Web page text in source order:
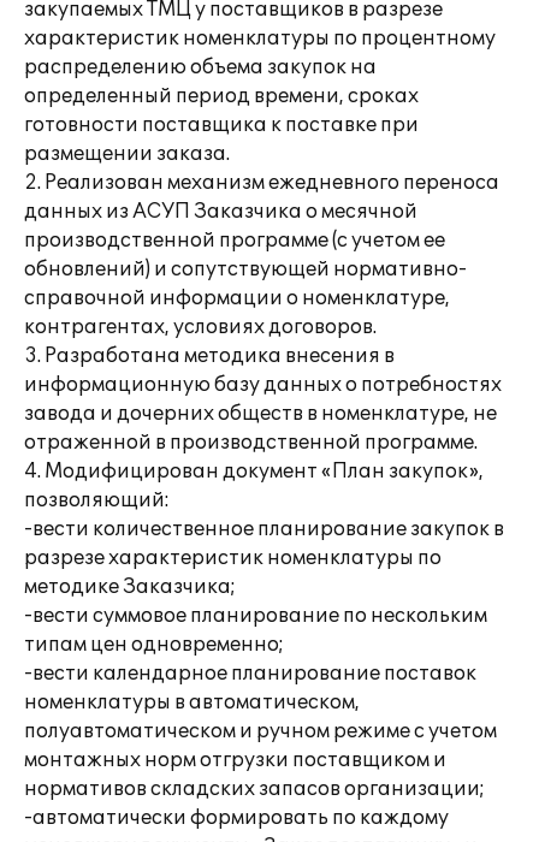
закупаемых ТМЦ у поставщиков в разрезе
характеристик номенклатуры по процентному
распределению объема закупок на
определенный период времени, сроках
готовности поставщика к поставке при
размещении заказа.
2. Реализован механизм ежедневного переноса
данных из АСУП Заказчика о месячной
производственной программе (с учетом ее
обновлений) и сопутствующей нормативно-
справочной информации о номенклатуре,
контрагентах, условиях договоров.
3. Разработана методика внесения в
информационную базу данных о потребностях
завода и дочерних обществ в номенклатуре, не
отраженной в производственной программе.
4. Модифицирован документ «План закупок»,
позволяющий:
-вести количественное планирование закупок в
разрезе характеристик номенклатуры по
методике Заказчика;
-вести суммовое планирование по нескольким
типам цен одновременно;
-вести календарное планирование поставок
номенклатуры в автоматическом,
полуавтоматическом и ручном режиме с учетом
монтажных норм отгрузки поставщиком и
нормативов складских запасов организации;
-автоматически формировать по каждому